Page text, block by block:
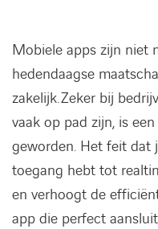
Mobiele apps zijn niet
hedendaagse
zakelijk. Zeker bij
vaak op pad zijn, is
geworden. Het feit dat
toegang hebt tot
en verhoogt de
app die perfect